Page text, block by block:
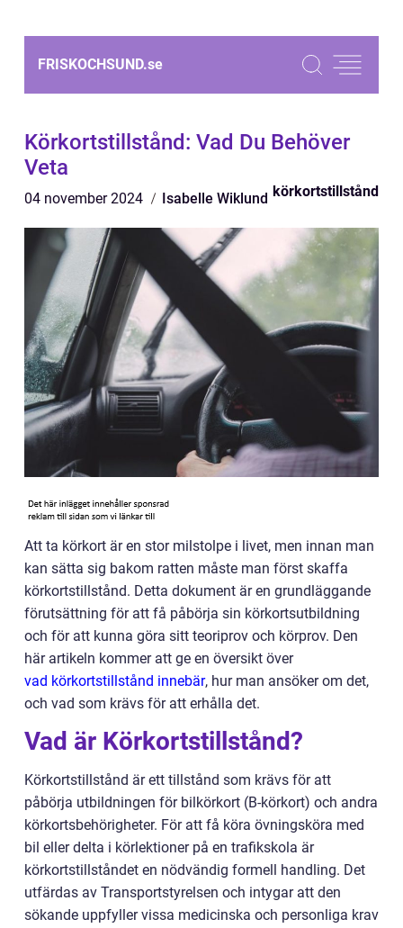
FRISKOCHSUND.se
Körkortstillstånd: Vad Du Behöver
Veta
04 november 2024 Isabelle Wiklund körkortstillstånd
Att ta körkort är en stor milstolpe i livet, men innan man
kan sätta sig bakom ratten måste man först skaffa
körkortstillstånd. Detta dokument är en grundläggande
förutsättning för att få påbörja sin körkortsutbildning
och för att kunna göra sitt teoriprov och körprov. Den
här artikeln kommer att ge en översikt över
vad körkortstillstånd innebär, hur man ansöker om det,
och vad som krävs för att erhålla det.
Vad är Körkortstillstånd?
Körkortstillstånd är ett tillstånd som krävs för att
påbörja utbildningen för bilkörkort (B-körkort) och andra
körkortsbehörigheter. För att få köra övningsköra med
bil eller delta i körlektioner på en trafikskola är
körkortstillståndet en nödvändig formell handling. Det
utfärdas av Transportstyrelsen och intygar att den
sökande uppfyller vissa medicinska och personliga krav